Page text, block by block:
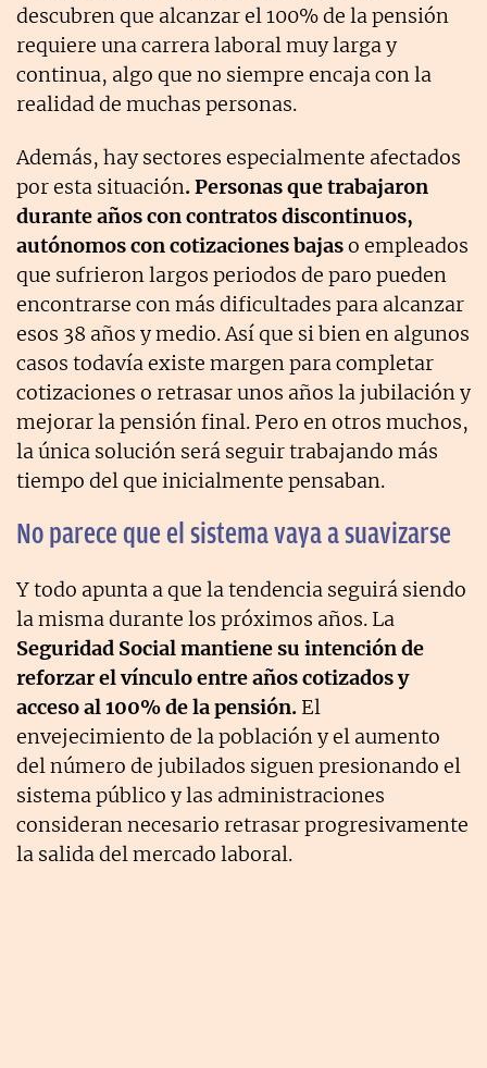
descubren que alcanzar el 100% de la pensión
requiere una carrera laboral muy larga y
continua, algo que no siempre encaja con la
realidad de muchas personas.
Además, hay sectores especialmente afectados
por esta situación. Personas que trabajaron
durante años con contratos discontinuos,
autónomos con cotizaciones bajaso empleados
que sufrieron largos periodos de paro pueden
encontrarse con más dificultades para alcanzar
esos 38 años y medio. Así que si bien en algunos
casos todavía existe margen para completar
cotizaciones o retrasar unos años la jubilación y
mejorar la pensión final. Pero en otros muchos,
la única solución será seguir trabajando más
tiempo del que inicialmente pensaban.
No parece que el sistema vaya a suavizarse
Y todo apunta a que la tendencia seguirá siendo
la misma durante los próximos años. La
Seguridad Social mantiene su intención de
reforzar el vínculo entre años cotizados y
acceso al 100% de la pensión. El
envejecimiento de la población y el aumento
del número de jubilados siguen presionando el
sistema público y las administraciones
consideran necesario retrasar progresivamente
la salida del mercado laboral.